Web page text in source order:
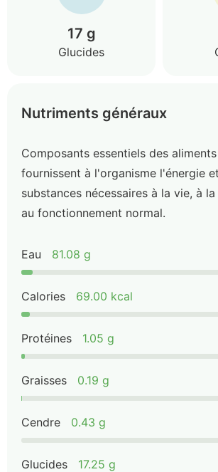
17 g
Glucides
Nutriments généraux
Composants essentiels des
fournissent à l'organisme l'énergie
substances nécessaires à la vie, à
au fonctionnement normal.
Eau 81.08 g
Calories 69.00 kcal
Protéines 1.05 g
Graisses 0.19 g
Cendre 0.43 g
Glucides 17.25 g